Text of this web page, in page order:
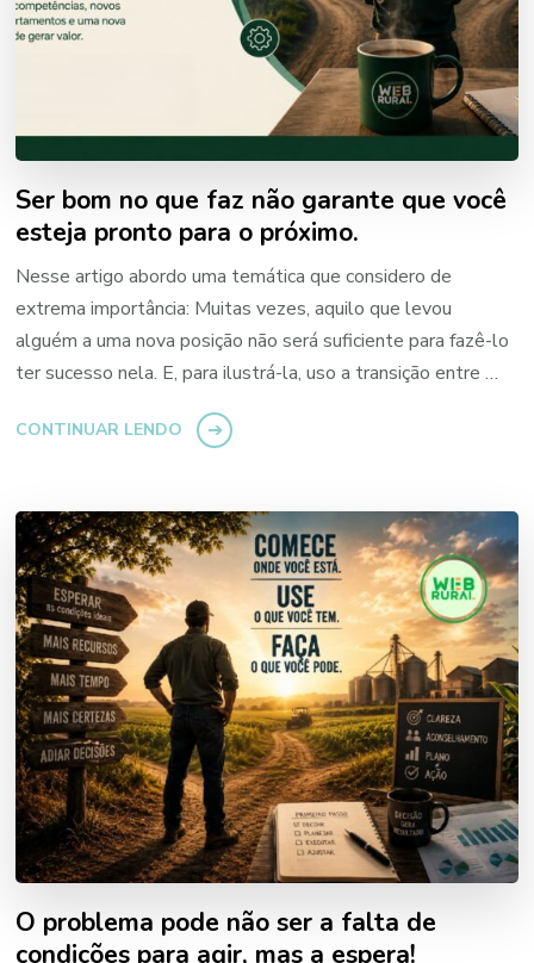
Ser bom no que faz não garante que você
esteja pronto para o próximo.
Nesse artigo abordo uma temática que considero de
extrema importância: Muitas vezes, aquilo que levou
alguém a uma nova posição não será suficiente para fazê-lo
ter sucesso nela. E, para ilustrá-la, uso a transição entre …
CONTINUAR LENDO
O problema pode não ser a falta de
condições para agir, mas a espera!